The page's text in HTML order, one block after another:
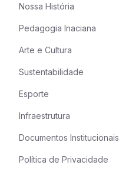
Nossa História
Pedagogia Inaciana
Arte e Cultura
Sustentabilidade
Esporte
Infraestrutura
Documentos Institucionais
Política de Privacidade